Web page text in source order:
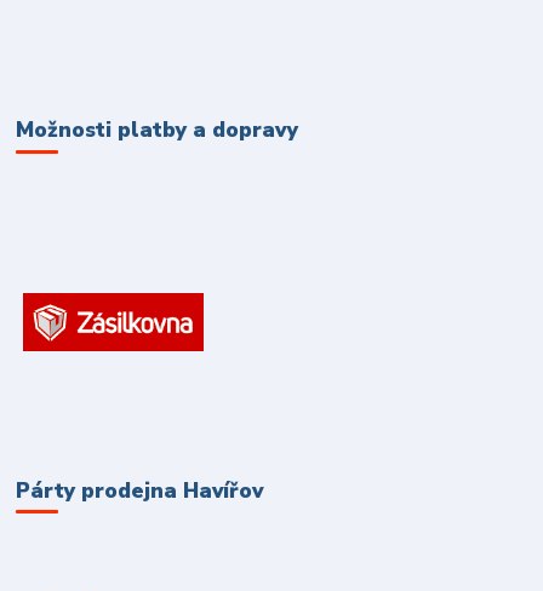
Možnosti platby a dopravy
Párty prodejna Havířov